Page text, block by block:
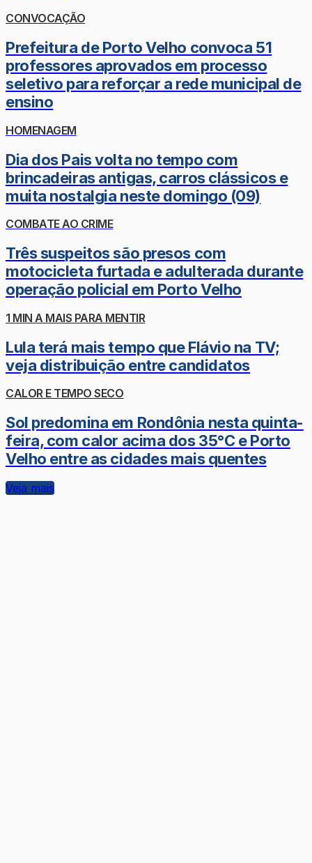
CONVOCAÇÃO
Prefeitura de Porto Velho convoca 51
professores aprovados em processo
seletivo para reforçar a rede municipal de
ensino
HOMENAGEM
Dia dos Pais volta no tempo com
brincadeiras antigas, carros clássicos e
muita nostalgia neste domingo (09)
COMBATE AO CRIME
Três suspeitos são presos com
motocicleta furtada e adulterada durante
operação policial em Porto Velho
1 MIN A MAIS PARA MENTIR
Lula terá mais tempo que Flávio na TV;
veja distribuição entre candidatos
CALOR E TEMPO SECO
Sol predomina em Rondônia nesta quinta-
feira, com calor acima dos 35°C e Porto
Velho entre as cidades mais quentes
Veja mais